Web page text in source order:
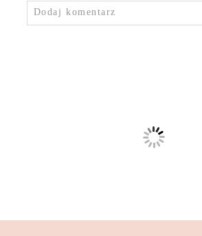
Dodaj komentarz